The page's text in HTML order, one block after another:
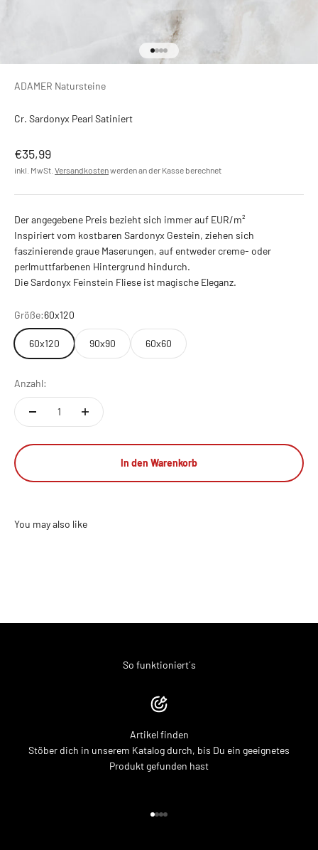
Gehe zu Element 1
Gehe zu Element 2
Gehe zu Element 3
Gehe zu Element 4
ADAMER Natursteine
Cr. Sardonyx Pearl Satiniert
Angebot
€35,99
inkl. MwSt. Versandkostenwerden an der Kasse berechnet
Der angegebene Preis bezieht sich immer auf EUR/m²
Inspiriert vom kostbaren Sardonyx Gestein, ziehen sich
faszinierende graue Maserungen, auf entweder creme- oder
perlmuttfarbenen Hintergrund hindurch.
Die Sardonyx Feinstein Fliese ist magische Eleganz.
Größe:60x120
60x120 90x90 60x60
Anzahl:
In den Warenkorb
So funktioniert´s
Artikel finden
Stöber dich in unserem Katalog durch, bis Du ein geeignetes
Produkt gefunden hast